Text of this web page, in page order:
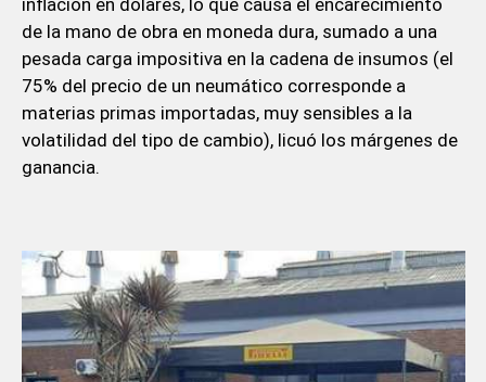
de la mano de obra en moneda dura, sumado a una
pesada carga impositiva en la cadena de insumos (el
75% del precio de un neumático corresponde a
materias primas importadas, muy sensibles a la
volatilidad del tipo de cambio), licuó los márgenes de
ganancia.